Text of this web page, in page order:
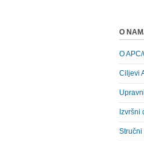
O
O
Ciljevi
Izvršni
Stručni